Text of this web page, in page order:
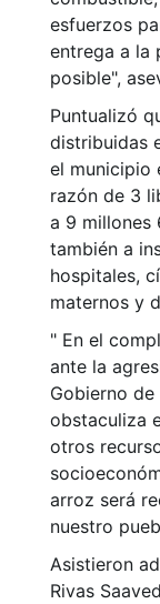
esfuerzos
entrega a la
posible",
Puntualizó
distribuidas
el municipio
razón de 3
a 9 millones
también a
hospitales,
maternos y
" En el
ante la
Gobierno
obstaculiza
otros
arroz será
nuestro
Asistieron
Rivas